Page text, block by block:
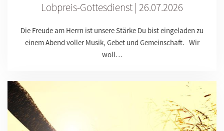
Lobpreis-Gottesdienst | 26.07.2026
Die Freude am Herrn ist unsere Stärke Du bist eingeladen zu
einem Abend voller Musik, Gebet und Gemeinschaft. Wir
woll…